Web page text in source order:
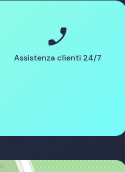
phone_enabled
Assistenza clienti 24/7